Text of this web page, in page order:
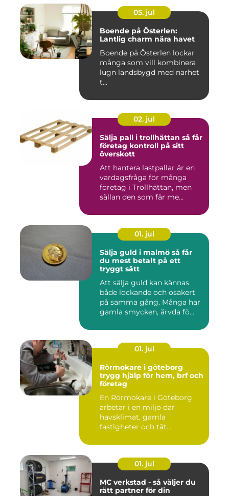
05. jul
Boende på Österlen:
Lantlig charm nära havet
Boende på Österlen lockar
många som vill kombinera
lugn landsbygd med närhet
t...
02. jul
Sälja pall i trollhättan så får
företag kontroll på sitt
överskott
Att hantera lastpallar är en
vardagsfråga för många
företag i Trollhättan, men
sällan den som får me...
01. jul
Sälja guld i malmö så får
du mest betalt på ett
tryggt sätt
Att sälja guld kan kännas
både lockande och osäkert
på samma gång. Många har
gamla smycken, ärvda fö...
01. jul
Rörmokare i göteborg
trygg hjälp för hem, brf och
företag
En Rörmokare i Göteborg
arbetar i en miljö där
havsklimat, gamla
fastigheter och tät
01. jul
MC verkstad - så väljer du
rätt partner för din